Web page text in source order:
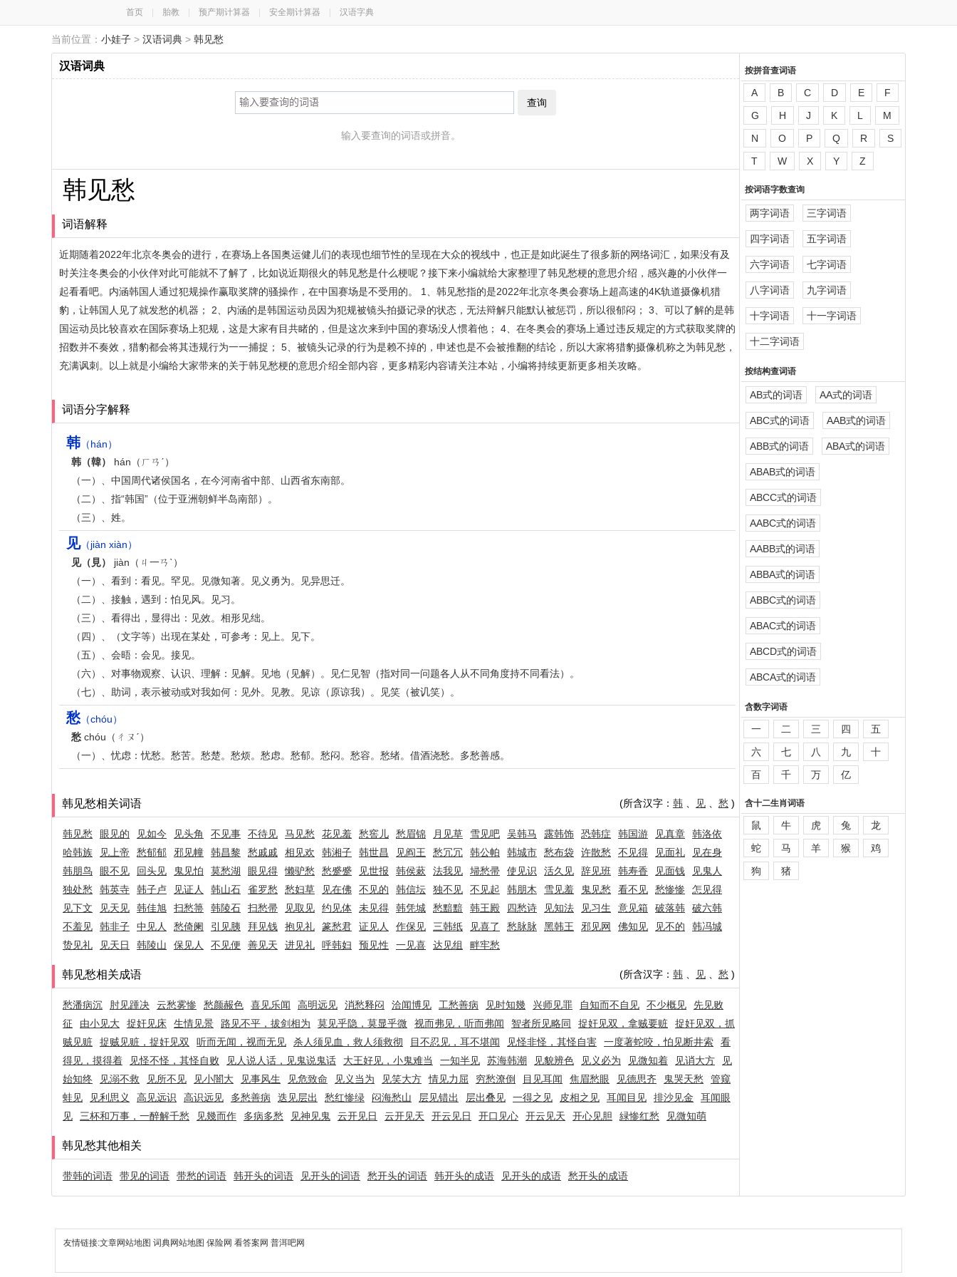
首页 胎教 预产期计算器 安全期计算器 汉语字典
当前位置： 小娃子 > 汉语词典 > 韩见愁
汉语词典
查询
输入要查询的词语或拼音。
韩见愁
词语解释
近期随着2022年北京冬奥会的进行，在赛场上各国奥运健儿们的表现也细节性的呈现在大众的视线中，也正是如此诞生了很多新的网络词汇，如果没有及
时关注冬奥会的小伙伴对此可能就不了解了，比如说近期很火的韩见愁是什么梗呢？接下来小编就给大家整理了韩见愁梗的意思介绍，感兴趣的小伙伴一
起看看吧。内涵韩国人通过犯规操作赢取奖牌的骚操作，在中国赛场是不受用的。 1、韩见愁指的是2022年北京冬奥会赛场上超高速的4K轨道摄像机猎
豹，让韩国人见了就发愁的机器； 2、内涵的是韩国运动员因为犯规被镜头拍摄记录的状态，无法辩解只能默认被惩罚，所以很郁闷； 3、可以了解的是韩
国运动员比较喜欢在国际赛场上犯规，这是大家有目共睹的，但是这次来到中国的赛场没人惯着他； 4、在冬奥会的赛场上通过违反规定的方式获取奖牌的
招数并不奏效，猎豹都会将其违规行为一一捕捉； 5、被镜头记录的行为是赖不掉的，申述也是不会被推翻的结论，所以大家将猎豹摄像机称之为韩见愁，
充满讽刺。以上就是小编给大家带来的关于韩见愁梗的意思介绍全部内容，更多精彩内容请关注本站，小编将持续更新更多相关攻略。
词语分字解释
韩 （hán）
韩（韓）
hán（ㄏㄢˊ）
（一）、中国周代诸侯国名，在今河南省中部、山西省东南部。
（二）、指“韩国”（位于亚洲朝鲜半岛南部）。
（三）、姓。
见（jiàn xiàn）
见（見）
jiàn（ㄐ一ㄢˋ）
（一）、看到：看见。罕见。见微知著。见义勇为。见异思迁。
（二）、接触，遇到：怕见风。见习。
（三）、看得出，显得出：见效。相形见绌。
（四）、（文字等）出现在某处，可参考：见上。见下。
（五）、会晤：会见。接见。
（六）、对事物观察、认识、理解：见解。见地（见解）。见仁见智（指对同一问题各人从不同角度持不同看法）。
（七）、助词，表示被动或对我如何：见外。见教。见谅（原谅我）。见笑（被讥笑）。
愁（chóu）
愁 chóu（ㄔㄡˊ）
（一）、忧虑：忧愁。愁苦。愁楚。愁烦。愁虑。愁郁。愁闷。愁容。愁绪。借酒浇愁。多愁善感。
韩见愁相关词语 (所含汉字： 韩 见 愁 )
韩见愁 眼见的 见如今 见头角 不见事 不待见 马见愁 花见羞 愁窖儿 愁眉锦 月见草 雪见吧 吴韩马 露韩饰 恐韩症 韩国游 见真章
韩洛依
哈韩族
见上帝 愁郁郁 邪见幢 韩昌黎 愁戚戚 相见欢 韩湘子 韩世昌 见阎王 愁冗冗 韩公帕 韩城市 愁布袋 许散愁 不见得 见面礼
见在身
韩朋鸟
眼不见 回头见 鬼见怕 莫愁湖 眼见得 懒驴愁 愁蹙蹙 见世报 韩侯蔌 法我见 埽愁帚 使见识 活久见 辞见班 韩寿香 见面钱
见鬼人
独处愁
韩英寺 韩子卢 见证人 韩山石 雀罗愁 愁妇草 见在佛 不见的 韩信坛 独不见 不见起 韩朋木 雪见羞 鬼见愁 看不见 愁惨惨
怎见得
见下文
见天见 韩佳旭 扫愁箒 韩陵石 扫愁帚 见取见 约见体 未见得 韩凭城 愁黯黯 韩王殿 四愁诗 见知法 见习生 意见箱 破落韩
破六韩
不羞见
韩非子 中见人 愁倚阑 引见胰 拜见钱 抱见礼 篆愁君 证见人 作保见 三韩纸 见喜了 愁脉脉 黑韩王 邪见网 佛知见 见不的
韩冯城
贽见礼
见天日 韩陵山 保见人 不见便 善见天 进见礼 呼韩妇 预见性 一见喜 达见组 畔牢愁
韩见愁相关成语 (所含汉字： 韩 见 愁 )
愁潘病沉 肘见踵决 云愁雾惨 愁颜赧色 喜见乐闻 高明远见 消愁释闷 洽闻博见 工愁善病 见时知幾 兴师见罪 自知而不自见 不少概见
先见败
征
由小见大 捉奸见床 生情见景 路见不平，拔剑相为 莫见乎隐，莫显乎微 视而弗见，听而弗闻 智者所见略同 捉奸见双，拿贼要赃
捉奸见双，抓
贼见赃
捉贼见赃，捉奸见双 听而无闻，视而无见 杀人须见血，救人须救彻 目不忍见，耳不堪闻 见怪非怪，其怪自害 一度著蛇咬，怕见断井索
看
得见，摸得着
见怪不怪，其怪自败 见人说人话，见鬼说鬼话 大王好见，小鬼难当 一知半见 苏海韩潮 见貌辨色 见义必为 见微知着 见诮大方
见
始知终
见溺不救 见所不见 见小闇大 见事风生 见危致命 见义当为 见笑大方 情见力屈 穷愁潦倒 目见耳闻 焦眉愁眼 见德思齐 鬼哭天愁
管窥
蛙见
见利思义 高见远识 高识远见 多愁善病 迭见层出 愁红惨绿 闷海愁山 层见错出 层出叠见 一得之见 皮相之见 耳闻目见 排沙见金
耳闻眼
见
三杯和万事，一醉解千愁 见幾而作 多病多愁 见神见鬼 云开见日 云开见天 开云见日 开口见心 开云见天 开心见胆 緑惨红愁 见微知萌
韩见愁其他相关
带韩的词语 带见的词语 带愁的词语 韩开头的词语 见开头的词语 愁开头的词语 韩开头的成语 见开头的成语 愁开头的成语
按拼音查词语
A B C D E
F
G
H J K L
M
N
O P Q R
S
T
W X Y Z
按词语字数查询
两字词语 三字词语
四字词语 五字词语
六字词语 七字词语
八字词语 九字词语
十字词语 十一字词语
十二字词语
按结构查词语
AB式的词语 AA式的词语
ABC式的词语 AAB式的词语
ABB式的词语 ABA式的词语
ABAB式的词语
ABCC式的词语
AABC式的词语
AABB式的词语
ABBA式的词语
ABBC式的词语
ABAC式的词语
ABCD式的词语
ABCA式的词语
含数字词语
一 二 三 四
五
六
七 八 九
十
百
千 万 亿
含十二生肖词语
鼠 牛 虎 兔
龙
蛇
马 羊 猴
鸡
狗
猪
友情链接:文章网站地图 词典网站地图 保险网 看答案网 普洱吧网